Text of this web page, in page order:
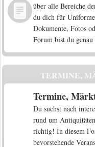
über alle Bereiche
du dich für
Dokumente, Fotos
Forum bist du
TERMINE,
Termine,
Du suchst nach
rund um
richtig! In diesem
bevorstehende